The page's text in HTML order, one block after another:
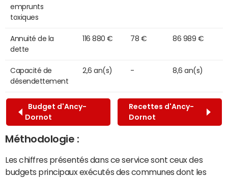
emprunts
toxiques
Annuité de la
dette
116 880 € 78 € 86 989 €
Capacité de
désendettement
2,6 an(s) - 8,6 an(s)
Budget d'Ancy-
Dornot
Recettes d'Ancy-
Dornot
Méthodologie :
Les chiffres présentés dans ce service sont ceux des
budgets principaux exécutés des communes dont les